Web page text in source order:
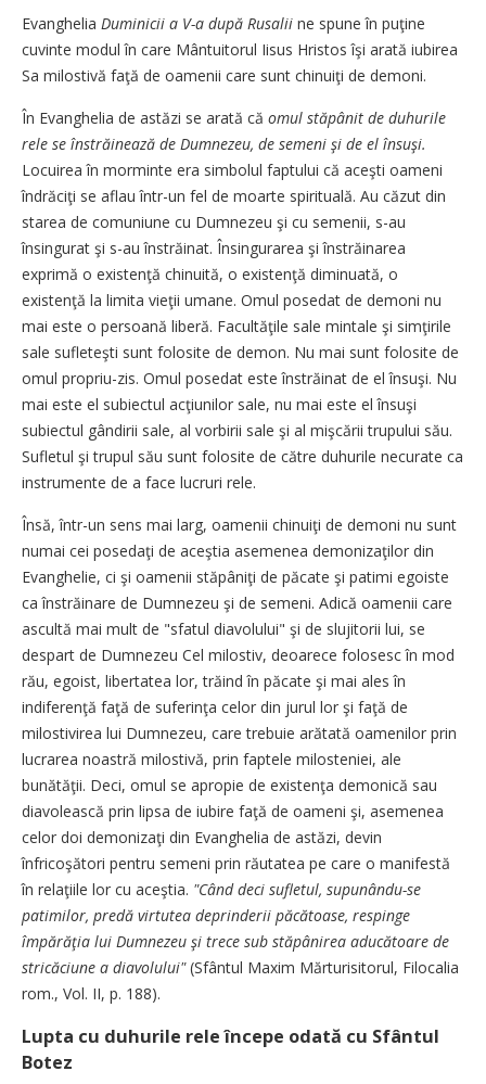
Evanghelia Duminicii a V-a după Rusalii ne spune în puţine
cuvinte modul în care Mântuitorul Iisus Hristos îşi arată iubirea
Sa milostivă faţă de oamenii care sunt chinuiţi de demoni.
În Evanghelia de astăzi se arată că omul stăpânit de duhurile
rele se înstrăinează de Dumnezeu, de semeni şi de el însuşi.
Locuirea în morminte era simbolul faptului că aceşti oameni
îndrăciţi se aflau într-un fel de moarte spirituală. Au căzut din
starea de comuniune cu Dumnezeu şi cu semenii, s-au
însingurat şi s-au înstrăinat. Însingurarea şi înstrăinarea
exprimă o existenţă chinuită, o existenţă diminuată, o
existenţă la limita vieţii umane. Omul posedat de demoni nu
mai este o persoană liberă. Facultăţile sale mintale şi simţirile
sale sufleteşti sunt folosite de demon. Nu mai sunt folosite de
omul propriu-zis. Omul posedat este înstrăinat de el însuşi. Nu
mai este el subiectul acţiunilor sale, nu mai este el însuşi
subiectul gândirii sale, al vorbirii sale şi al mişcării trupului său.
Sufletul şi trupul său sunt folosite de către duhurile necurate ca
instrumente de a face lucruri rele.
Însă, într-un sens mai larg, oamenii chinuiţi de demoni nu sunt
numai cei posedaţi de aceştia asemenea demonizaţilor din
Evanghelie, ci şi oamenii stăpâniţi de păcate şi patimi egoiste
ca înstrăinare de Dumnezeu şi de semeni. Adică oamenii care
ascultă mai mult de "sfatul diavolului" şi de slujitorii lui, se
despart de Dumnezeu Cel milostiv, deoarece folosesc în mod
rău, egoist, libertatea lor, trăind în păcate şi mai ales în
indiferenţă faţă de suferinţa celor din jurul lor şi faţă de
milostivirea lui Dumnezeu, care trebuie arătată oamenilor prin
lucrarea noastră milostivă, prin faptele milosteniei, ale
bunătăţii. Deci, omul se apropie de existenţa demonică sau
diavolească prin lipsa de iubire faţă de oameni şi, asemenea
celor doi demonizaţi din Evanghelia de astăzi, devin
înfricoşători pentru semeni prin răutatea pe care o manifestă
în relaţiile lor cu aceştia. "Când deci sufletul, supunându-se
patimilor, predă virtutea deprinderii păcătoase, respinge
împărăţia lui Dumnezeu şi trece sub stăpânirea aducătoare de
stricăciune a diavolului"(Sfântul Maxim Mărturisitorul, Filocalia
rom., Vol. II, p. 188).
Lupta cu duhurile rele începe odată cu Sfântul
Botez